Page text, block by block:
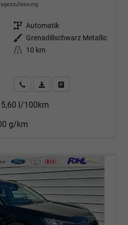
Getriebe Automatik
Außenfarbe
Grenadillschwarz Metallic
Kilometerstand
10 km
Angebot anfordern
Fahrzeugexpose (PDF)
5,60 l/100km
g/km